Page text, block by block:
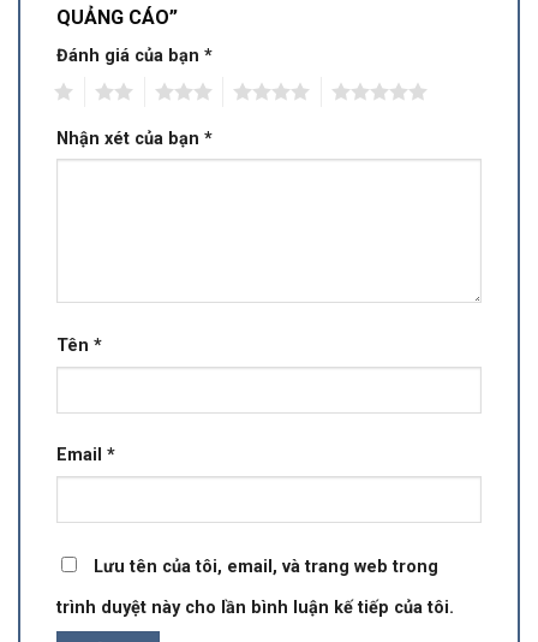
QUẢNG CÁO”
Đánh giá của bạn *
Nhận xét của bạn *
Tên *
Email *
Lưu tên của tôi, email, và trang web trong
trình duyệt này cho lần bình luận kế tiếp của tôi.